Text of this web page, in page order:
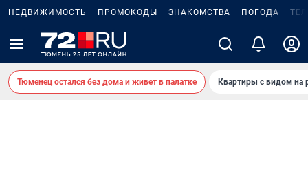
НЕДВИЖИМОСТЬ ПРОМОКОДЫ ЗНАКОМСТВА ПОГОДА
Тюменец остался без дома и живет в палатке Квартиры с видом на